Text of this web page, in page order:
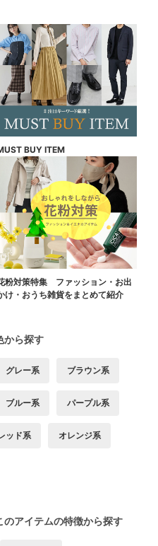
BUY ITEM
粉対策特集 ファッション・お出
け・おうち雑貨をまとめて紹介
から探す
グレー系 ブラウン系
ブルー系 パープル系
ッド系 オレンジ系
アイテムの特徴から探す